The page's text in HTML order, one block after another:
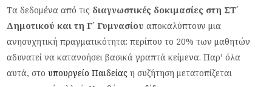
Τα δεδομένα από τις διαγνωστικές δοκιμασίες στη ΣΤ΄
Δημοτικού και τη Γ΄ Γυμνασίου αποκαλύπτουν μια
ανησυχητική πραγματικότητα: περίπου το 20% των μαθητών
αδυνατεί να κατανοήσει βασικά γραπτά κείμενα. Παρ’ όλα
αυτά, στουπουργείο Παιδείας η συζήτηση μετατοπίζεται